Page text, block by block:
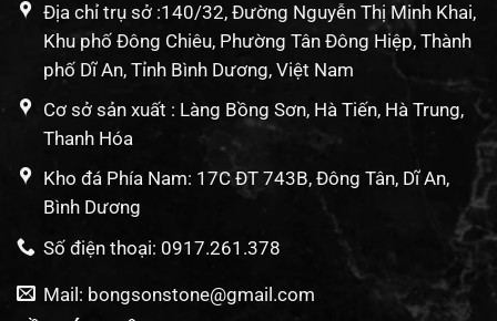
Địa chỉ trụ sở :140/32, Đường Nguyễn Thị Minh Khai,
Khu phố Đông Chiêu, Phường Tân Đông Hiệp, Thành
phố Dĩ An, Tỉnh Bình Dương, Việt Nam
Cơ sở sản xuất : Làng Bồng Sơn, Hà Tiến, Hà Trung,
Thanh Hóa
Kho đá Phía Nam: 17C ĐT 743B, Đông Tân, Dĩ An,
Bình Dương
Số điện thoại: 0917.261.378
Mail: bongsonstone@gmail.com